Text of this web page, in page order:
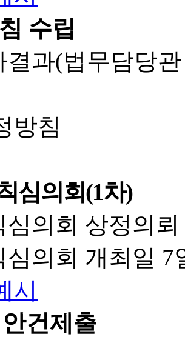
수립
결과(법무담당
방침
심의회(1차)
심의회 상정의
심의회 개최일 7
시
건제출